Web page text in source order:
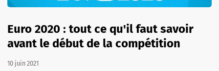
Euro 2020 : tout ce qu'il faut savoir
avant le début de la compétition
10 juin 2021